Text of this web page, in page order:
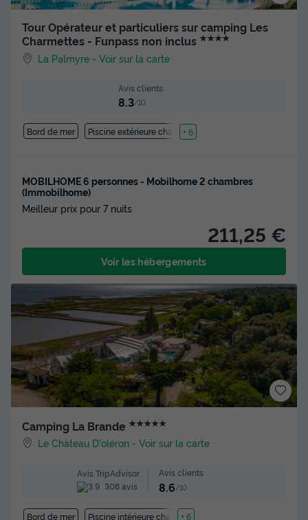
Tour Opérateur et particuliers sur camping Les
Charmettes - Funpass non inclus ★★★★
La Palmyre -Voir sur la carte
Avis clients
8.3/10
Bord de mer Piscine extérieure chauffée
+ 6
MOBILHOME 6 personnes - Mobilhome 2 chambres
(Immobilhome)
Meilleur prix pour 7 nuits
211,25 €
Voir les hébergements
Camping La Brande ★★★★★
Le Château D'oléron -Voir sur la carte
Avis TripAdvisor
308 avis
Avis clients
8.6/10
Bord de mer Piscine intérieure chauffée
+ 6